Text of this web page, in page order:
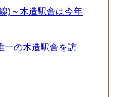
)～木造駅舎は今年
一の木造駅舎を訪